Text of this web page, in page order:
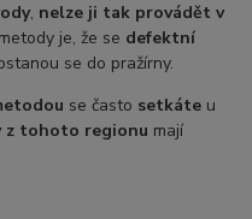
, nelze ji tak provádět v
je, že se defektní
se do pražírny.
se často setkáte u
z tohoto regionu mají